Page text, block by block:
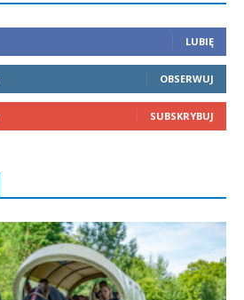
LUBIĘ
OBSERWUJ
SUBSKRYBUJ